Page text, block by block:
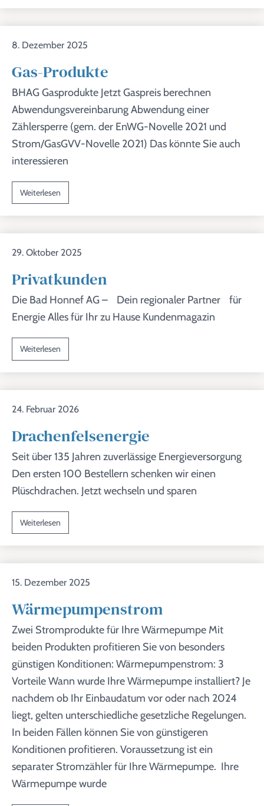
8. Dezember 2025
Gas-Produkte
BHAG Gasprodukte Jetzt Gaspreis berechnen
Abwendungsvereinbarung Abwendung einer
Zählersperre (gem. der EnWG-Novelle 2021 und
Strom/GasGVV-Novelle 2021) Das könnte Sie auch
interessieren
Weiterlesen
29. Oktober 2025
Privatkunden
Die Bad Honnef AG – Dein regionaler Partner für
Energie Alles für Ihr zu Hause Kundenmagazin
Weiterlesen
24. Februar 2026
Drachenfelsenergie
Seit über 135 Jahren zuverlässige Energieversorgung
Den ersten 100 Bestellern schenken wir einen
Plüschdrachen. Jetzt wechseln und sparen
Weiterlesen
15. Dezember 2025
Wärmepumpenstrom
Zwei Stromprodukte für Ihre Wärmepumpe Mit
beiden Produkten profitieren Sie von besonders
günstigen Konditionen: Wärmepumpenstrom: 3
Vorteile Wann wurde Ihre Wärmepumpe installiert? Je
nachdem ob Ihr Einbaudatum vor oder nach 2024
liegt, gelten unterschiedliche gesetzliche Regelungen.
In beiden Fällen können Sie von günstigeren
Konditionen profitieren. Voraussetzung ist ein
separater Stromzähler für Ihre Wärmepumpe. Ihre
Wärmepumpe wurde